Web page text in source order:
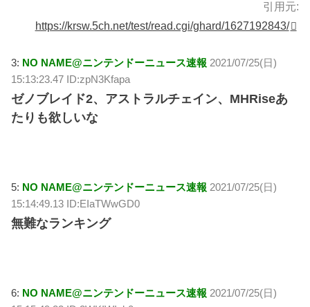
引用元:
https://krsw.5ch.net/test/read.cgi/ghard/1627192843/
3: NO NAME@ニンテンドーニュース速報 2021/07/25(日)
15:13:23.47 ID:zpN3Kfapa
ゼノブレイド2、アストラルチェイン、MHRiseあ
たりも欲しいな
5: NO NAME@ニンテンドーニュース速報 2021/07/25(日)
15:14:49.13 ID:EIaTWwGD0
無難なランキング
6: NO NAME@ニンテンドーニュース速報 2021/07/25(日)